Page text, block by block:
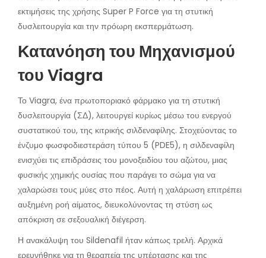
εκτιμήσεις της χρήσης Super P Force για τη στυτική
δυσλειτουργία και την πρόωρη εκσπερμάτωση.
Κατανόηση του Μηχανισμού
του Viagra
Το Viagra, ένα πρωτοποριακό φάρμακο για τη στυτική
δυσλειτουργία (ΣΔ), λειτουργεί κυρίως μέσω του ενεργού
συστατικού του, της κιτρικής σιλδεναφίλης. Στοχεύοντας το
ένζυμο φωσφοδιεστεράση τύπου 5 (PDE5), η σιλδεναφίλη
ενισχύει τις επιδράσεις του μονοξειδίου του αζώτου, μιας
φυσικής χημικής ουσίας που παράγει το σώμα για να
χαλαρώσει τους μύες στο πέος. Αυτή η χαλάρωση επιτρέπει
αυξημένη ροή αίματος, διευκολύνοντας τη στύση ως
απόκριση σε σεξουαλική διέγερση.
Η ανακάλυψη του Sildenafil ήταν κάπως τρελή. Αρχικά
ερευνήθηκε για τη θεραπεία της υπέρτασης και της